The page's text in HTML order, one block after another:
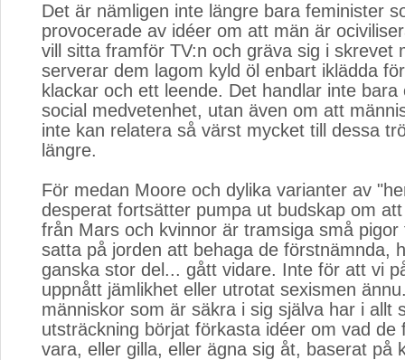
Det är nämligen inte längre bara feminister
provocerade av idéer om att män är
vill sitta framför TV:n och gräva sig i skrevet
serverar dem lagom kyld öl enbart iklädda
klackar och ett leende. Det handlar inte bara
social medvetenhet, utan även om att
inte kan relatera så värst mycket till dessa
längre.
För medan Moore och dylika varianter av
desperat fortsätter pumpa ut budskap om
från Mars och kvinnor är tramsiga små pigor
satta på jorden att behaga de förstnämnda,
ganska stor del... gått vidare. Inte för att vi
uppnått jämlikhet eller utrotat sexismen
människor som är säkra i sig själva har i allt
utsträckning börjat förkasta idéer om vad de
vara, eller gilla, eller ägna sig åt, baserat på